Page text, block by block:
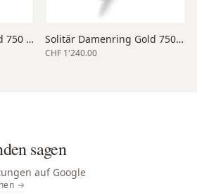
Scharnier-Creolen Gold 750 gelb 15 Solitär Damenring Gold 750 weiss
CHF 1'240.00
sagen
auf Google
→